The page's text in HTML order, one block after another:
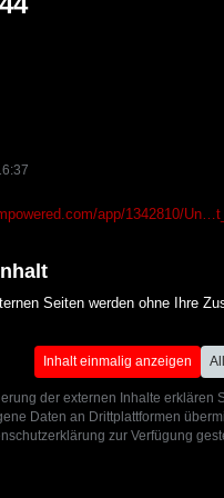
app/1342810/
Seiten werden ohne Ihre
Inhalt einmalig anzeigen
der externen Inhalte erklären
Daten an Drittplattformen
zur Verfügung